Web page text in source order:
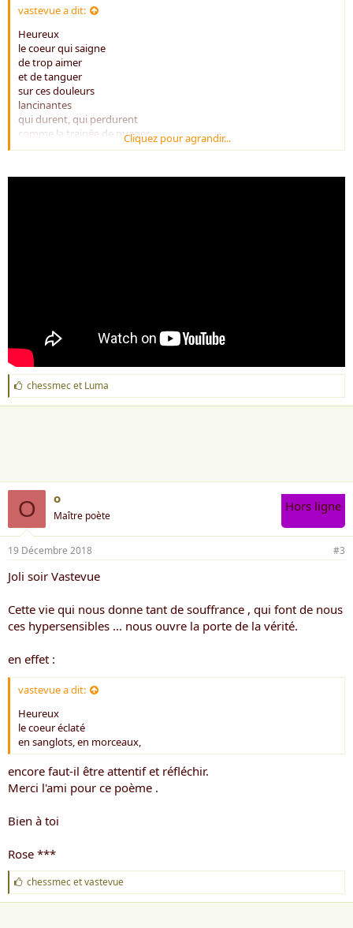
vastevue a dit:
Heureux
le coeur qui saigne
de trop aimer
et de tanguer
sur ces douleurs
lancinantes
qui durent, qui perdurent
comme la trainée de nuages
dans ce ciel incertain
Être déjà mort ?
Jamais !
Heureux
le coeur éclaté
en sanglots, en morceaux,
Cliquez pour agrandir...
J
'
a
chessmecet Luma
O o
Maître poète
Hors ligne
19 Décembre 2018 #3
Joli soir Vastevue
Cette vie qui nous donne tant de souffrance , qui font de nous
ces hypersensibles ... nous ouvre la porte de la vérité.
en effet :
vastevue a dit:
Heureux
le coeur éclaté
en sanglots, en morceaux,
encore faut-il être attentif et réfléchir.
Merci l'ami pour ce poème .
Bien à toi
Rose ***
J
'
a
chessmecetvastevue